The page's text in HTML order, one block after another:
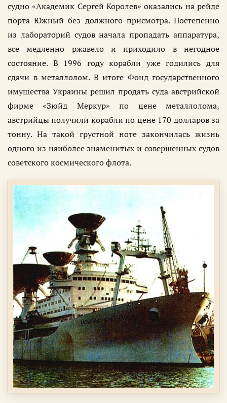
судно «Академик Сергей Королев» оказались на рейде
порта Южный без должного присмотра. Постепенно
из лабораторий судов начала пропадать аппаратура,
все медленно ржавело и приходило в негодное
состояние. В 1996 году корабли уже годились для
сдачи в металлолом. В итоге Фонд государственного
имущества Украины решил продать суда австрийской
фирме «Зюйд Меркур» по цене металлолома,
австрийцы получили корабли по цене 170 долларов за
тонну. На такой грустной ноте закончилась жизнь
одного из наиболее знаменитых и совершенных судов
советского космического флота.